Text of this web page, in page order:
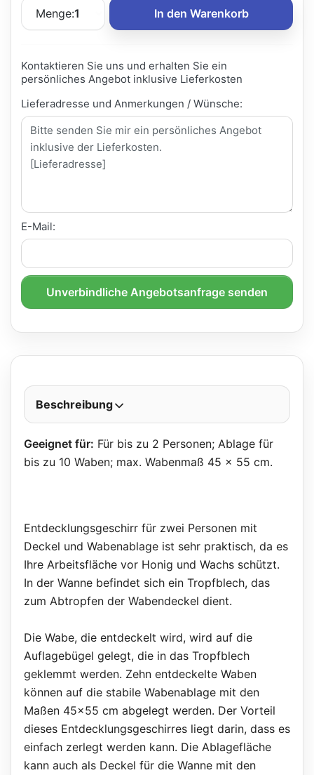
Menge:1 In den Warenkorb
Kontaktieren Sie uns und erhalten Sie ein
persönliches Angebot inklusive Lieferkosten
Lieferadresse und Anmerkungen / Wünsche:
E-Mail:
Unverbindliche Angebotsanfrage senden
Beschreibung
Geeignet für: Für bis zu 2 Personen; Ablage für
bis zu 10 Waben; max. Wabenmaß 45 x 55 cm.
Entdecklungsgeschirr für zwei Personen mit
Deckel und Wabenablage ist sehr praktisch, da es
Ihre Arbeitsfläche vor Honig und Wachs schützt.
In der Wanne befindet sich ein Tropfblech, das
zum Abtropfen der Wabendeckel dient.
Die Wabe, die entdeckelt wird, wird auf die
Auflagebügel gelegt, die in das Tropfblech
geklemmt werden. Zehn entdeckelte Waben
können auf die stabile Wabenablage mit den
Maßen 45x55 cm abgelegt werden. Der Vorteil
dieses Entdecklungsgeschirres liegt darin, dass es
einfach zerlegt werden kann. Die Ablagefläche
kann auch als Deckel für die Wanne mit den